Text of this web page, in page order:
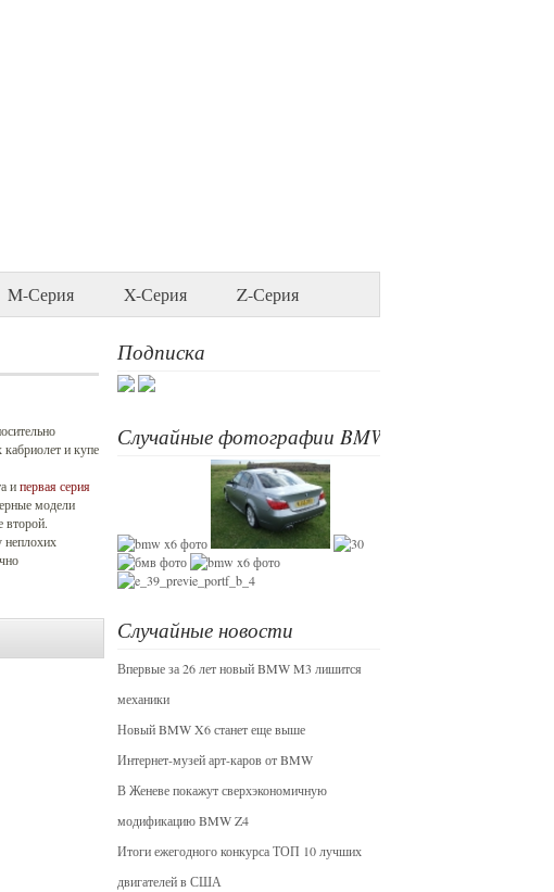
M-Серия X-Серия Z-Серия
Подписка
Случайные фотографии BMW
Случайные новости
Впервые за 26 лет новый BMW M3 лишится
механики
Новый BMW X6 станет еще выше
Интернет-музей арт-каров от BMW
В Женеве покажут сверхэкономичную
модификацию BMW Z4
Итоги ежегодного конкурса ТОП 10 лучших
двигателей в США
кабриолет и купе
ипервая серия
модели
второй.
неплохих